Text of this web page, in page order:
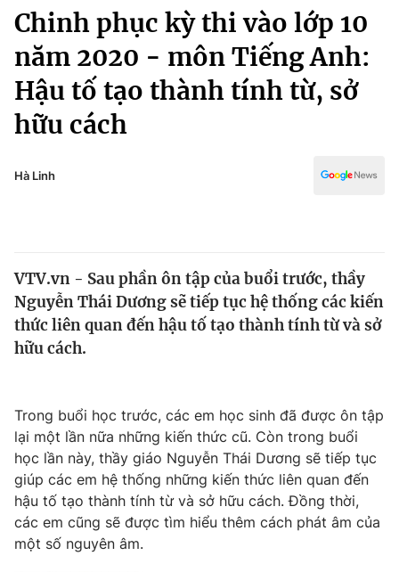
Chuyên mục
Chính trị
Xã hội
Tin tức
Thế giới đó đây
Câu chuyện quốc tế
Kinh tế
Tài chính
Góc doanh nghiệp
Dữ liệu và đời sống
Truyền hình
Phim VTV
Hậu trường
Nhân vật
Khán giả
Giải trí
Điện ảnh
Âm nhạc
Đời sống
Du lịch
Kinh tế
Thể thao
Truyền hình
Văn hóa - Giải trí
Đời sống
Chinh phục kỳ thi vào lớp 10
năm 2020 - môn Tiếng Anh:
Hậu tố tạo thành tính từ, sở
hữu cách
Hà Linh
VTV.vn - Sau phần ôn tập của buổi trước, thầy
Nguyễn Thái Dương sẽ tiếp tục hệ thống các kiến
thức liên quan đến hậu tố tạo thành tính từ và sở
hữu cách.
Trong buổi học trước, các em học sinh đã được ôn tập
lại một lần nữa những kiến thức cũ. Còn trong buổi
học lần này, thầy giáo Nguyễn Thái Dương sẽ tiếp tục
giúp các em hệ thống những kiến thức liên quan đến
hậu tố tạo thành tính từ và sở hữu cách. Đồng thời,
các em cũng sẽ được tìm hiểu thêm cách phát âm của
một số nguyên âm.